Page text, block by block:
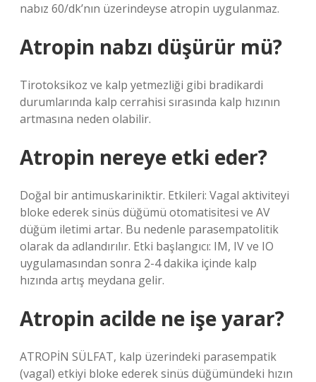
nabız 60/dk’nın üzerindeyse atropin uygulanmaz.
Atropin nabzı düşürür mü?
Tirotoksikoz ve kalp yetmezliği gibi bradikardi
durumlarında kalp cerrahisi sırasında kalp hızının
artmasına neden olabilir.
Atropin nereye etki eder?
Doğal bir antimuskariniktir. Etkileri: Vagal aktiviteyi
bloke ederek sinüs düğümü otomatisitesi ve AV
düğüm iletimi artar. Bu nedenle parasempatolitik
olarak da adlandırılır. Etki başlangıcı: IM, IV ve IO
uygulamasından sonra 2-4 dakika içinde kalp
hızında artış meydana gelir.
Atropin acilde ne işe yarar?
ATROPİN SÜLFAT, kalp üzerindeki parasempatik
(vagal) etkiyi bloke ederek sinüs düğümündeki hızın